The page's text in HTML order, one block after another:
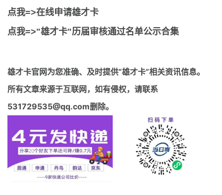
点我=>在线申请雄才卡
点我=>"雄才卡"历届审核通过名单公示合集
雄才卡官网为您准确、及时提供“雄才卡”相关资讯信息。
所有文章来源于互联网，如有侵权，请联系
531729535@qq.com删除。